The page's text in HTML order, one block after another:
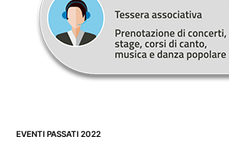
EVENTI PASSATI 2022